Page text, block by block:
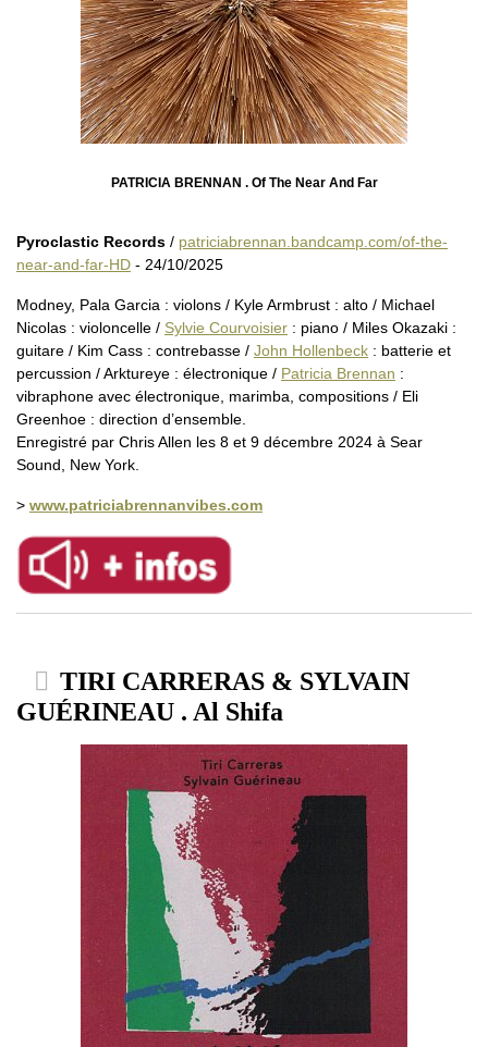
PATRICIA BRENNAN . Of The Near And Far
Pyroclastic Records / patriciabrennan.bandcamp.com/of-the-
near-and-far-HD - 24/10/2025
Modney, Pala Garcia : violons / Kyle Armbrust : alto / Michael
Nicolas : violoncelle / Sylvie Courvoisier : piano / Miles Okazaki :
guitare / Kim Cass : contrebasse / John Hollenbeck : batterie et
percussion / Arktureye : électronique / Patricia Brennan :
vibraphone avec électronique, marimba, compositions / Eli
Greenhoe : direction d’ensemble.
Enregistré par Chris Allen les 8 et 9 décembre 2024 à Sear
Sound, New York.
> www.patriciabrennanvibes.com
TIRI CARRERAS & SYLVAIN
GUÉRINEAU . Al Shifa